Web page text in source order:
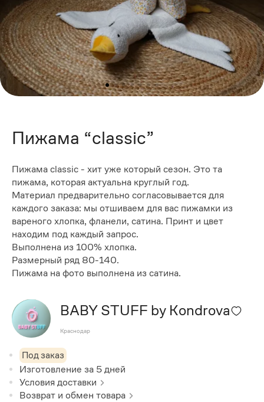
Пижама “classic”
Пижама classic - хит уже который сезон. Это та
пижама, которая актуальна круглый год.
Материал предварительно согласовывается для
каждого заказа: мы отшиваем для вас пижамки из
вареного хлопка, фланели, сатина. Принт и цвет
находим под каждый запрос.
Выполнена из 100% хлопка.
Размерный ряд 80-140.
Пижама на фото выполнена из сатина.
BABY STUFF by Kondrova
Краснодар
Под заказ
Изготовление за 5 дней
Условия доставки
Возврат и обмен товара